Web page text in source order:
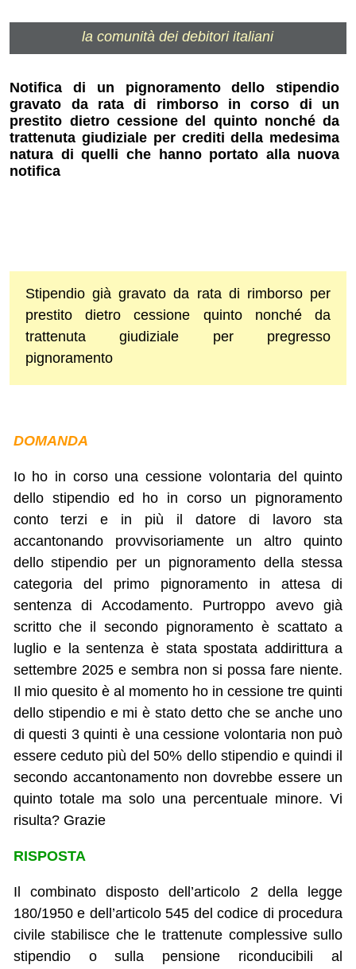
la comunità dei debitori italiani
Notifica di un pignoramento dello stipendio
gravato da rata di rimborso in corso di un
prestito dietro cessione del quinto nonché da
trattenuta giudiziale per crediti della medesima
natura di quelli che hanno portato alla nuova
notifica
Stipendio già gravato da rata di rimborso per
prestito dietro cessione quinto nonché da
trattenuta giudiziale per pregresso
pignoramento
DOMANDA
Io ho in corso una cessione volontaria del quinto
dello stipendio ed ho in corso un pignoramento
conto terzi e in più il datore di lavoro sta
accantonando provvisoriamente un altro quinto
dello stipendio per un pignoramento della stessa
categoria del primo pignoramento in attesa di
sentenza di Accodamento. Purtroppo avevo già
scritto che il secondo pignoramento è scattato a
luglio e la sentenza è stata spostata addirittura a
settembre 2025 e sembra non si possa fare niente.
Il mio quesito è al momento ho in cessione tre quinti
dello stipendio e mi è stato detto che se anche uno
di questi 3 quinti è una cessione volontaria non può
essere ceduto più del 50% dello stipendio e quindi il
secondo accantonamento non dovrebbe essere un
quinto totale ma solo una percentuale minore. Vi
risulta? Grazie
RISPOSTA
Il combinato disposto dell’articolo 2 della legge
180/1950 e dell’articolo 545 del codice di procedura
civile stabilisce che le trattenute complessive sullo
stipendio o sulla pensione riconducibili al